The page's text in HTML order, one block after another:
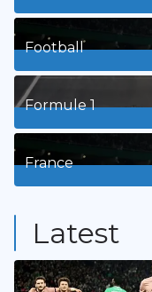
Football
Formule 1
France
Latest